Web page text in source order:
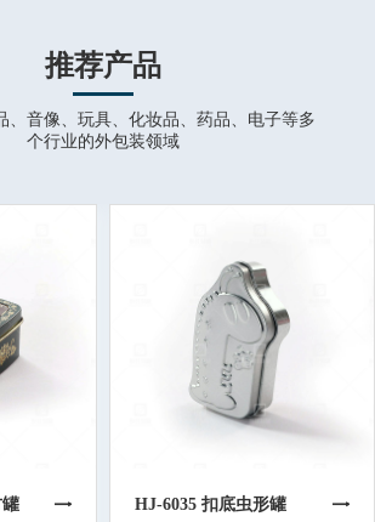
推荐产品
、音像、玩具、化妆品、药品、电子等多
个行业的外包装领域
HJ-6035 扣底虫形罐